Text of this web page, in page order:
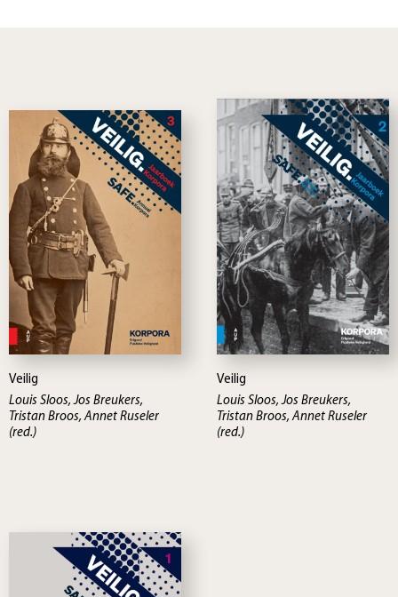
Veilig
Louis Sloos, Jos Breukers,
Tristan Broos, Annet Ruseler
(red.)
Veilig
Louis Sloos, Jos Breukers,
Tristan Broos, Annet Ruseler
(red.)